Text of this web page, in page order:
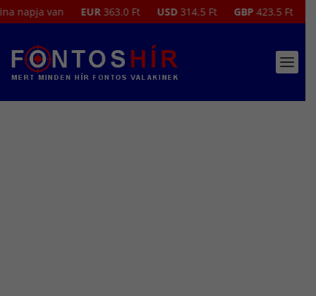
EUR363.0 Ft USD314.5 Ft GBP423.5 Ft 2026.